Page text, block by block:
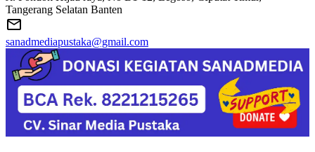
Tangerang Selatan Banten
sanadmediapustaka@gmail.com